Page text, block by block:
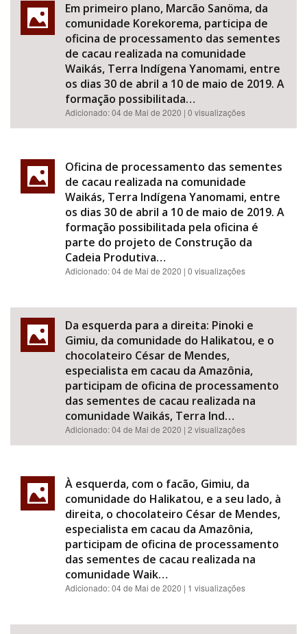
Em primeiro plano, Marcão Sanöma, da
comunidade Korekorema, participa de
oficina de processamento das sementes
de cacau realizada na comunidade
Waikás, Terra Indígena Yanomami, entre
os dias 30 de abril a 10 de maio de 2019. A
formação possibilitada…
Adicionado:04 de Mai de 2020 | 0 visualizações
Oficina de processamento das sementes
de cacau realizada na comunidade
Waikás, Terra Indígena Yanomami, entre
os dias 30 de abril a 10 de maio de 2019. A
formação possibilitada pela oficina é
parte do projeto de Construção da
Cadeia Produtiva…
Adicionado:04 de Mai de 2020 | 0 visualizações
Da esquerda para a direita: Pinoki e
Gimiu, da comunidade do Halikatou, e o
chocolateiro César de Mendes,
especialista em cacau da Amazônia,
participam de oficina de processamento
das sementes de cacau realizada na
comunidade Waikás, Terra Ind…
Adicionado:04 de Mai de 2020 | 2 visualizações
À esquerda, com o facão, Gimiu, da
comunidade do Halikatou, e a seu lado, à
direita, o chocolateiro César de Mendes,
especialista em cacau da Amazônia,
participam de oficina de processamento
das sementes de cacau realizada na
comunidade Waik…
Adicionado:04 de Mai de 2020 | 1 visualizações